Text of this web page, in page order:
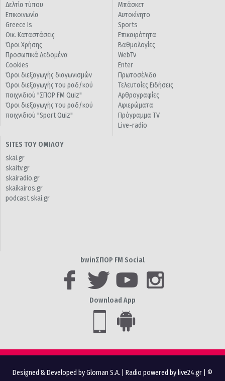
Δελτία τύπου
Επικοινωνία
Greece Is
Οικ. Καταστάσεις
Όροι Χρήσης
Προσωπικά Δεδομένα
Cookies
Όροι διεξαγωγής διαγωνισμών
Όροι διεξαγωγής του ραδ/κού
παιχνιδιού "ΣΠΟΡ FM Quiz"
Όροι διεξαγωγής του ραδ/κού
παιχνιδιού "Sport Quiz"
Μπάσκετ
Αυτοκίνητο
Sports
Επικαιρότητα
Βαθμολογίες
WebTv
Enter
Πρωτοσέλιδα
Τελευταίες Ειδήσεις
Αρθρογραφίες
Αφιερώματα
Πρόγραμμα TV
Live-radio
SITES ΤΟΥ ΟΜΙΛΟΥ
skai.gr
skaitv.gr
skairadio.gr
skaikairos.gr
podcast.skai.gr
bwinΣΠΟΡ FM Social
Download App
Designed & Developed by Gloman S.A. Radio powered by live24.gr | ©